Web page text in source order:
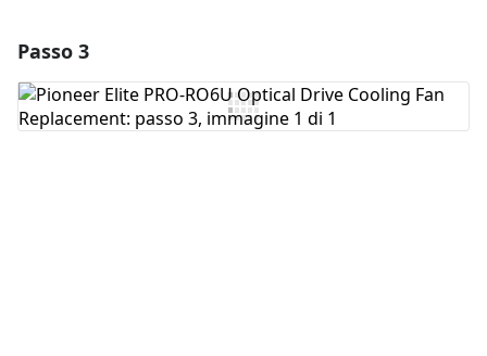
Aggiungi Commento
Passo 3